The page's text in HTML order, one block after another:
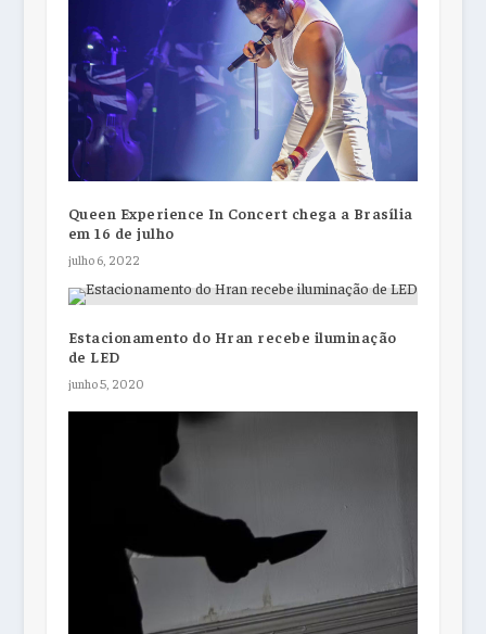
Queen Experience In Concert chega a Brasília
em 16 de julho
julho 6, 2022
Estacionamento do Hran recebe iluminação
de LED
junho 5, 2020